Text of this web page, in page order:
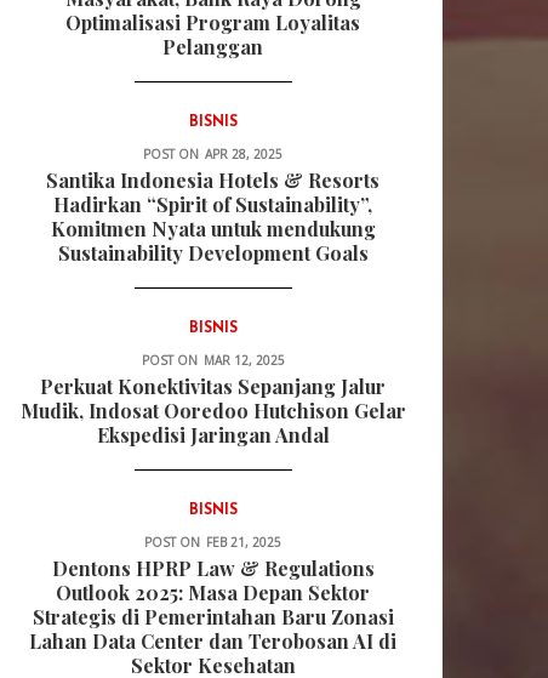
Optimalisasi Program Loyalitas
Pelanggan
BISNIS
POST ON APR 28, 2025
Santika Indonesia Hotels & Resorts
Hadirkan “Spirit of Sustainability”,
Komitmen Nyata untuk mendukung
Sustainability Development Goals
BISNIS
POST ON MAR 12, 2025
Perkuat Konektivitas Sepanjang Jalur
Mudik, Indosat Ooredoo Hutchison Gelar
Ekspedisi Jaringan Andal
BISNIS
POST ON FEB 21, 2025
Dentons HPRP Law & Regulations
Outlook 2025: Masa Depan Sektor
Strategis di Pemerintahan Baru Zonasi
Lahan Data Center dan Terobosan AI di
Sektor Kesehatan